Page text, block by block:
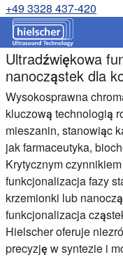
+49 3328 437-420
Ultradźwiękowa
nanocząstek dla
Wysokosprawna
kluczową technologią
mieszanin, stanowiąc
jak farmaceutyka,
Krytycznym
funkcjonalizacja fazy
krzemionki lub
funkcjonalizacja
Hielscher oferuje
precyzję w syntezie i